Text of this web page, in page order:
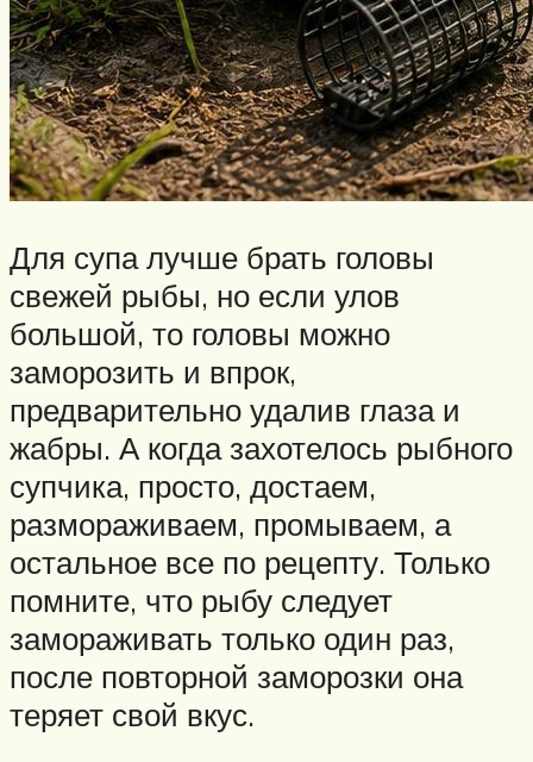
Для супа лучше брать головы
свежей рыбы, но если улов
большой, то головы можно
заморозить и впрок,
предварительно удалив глаза и
жабры. А когда захотелось рыбного
супчика, просто, достаем,
размораживаем, промываем, а
остальное все по рецепту. Только
помните, что рыбу следует
замораживать только один раз,
после повторной заморозки она
теряет свой вкус.